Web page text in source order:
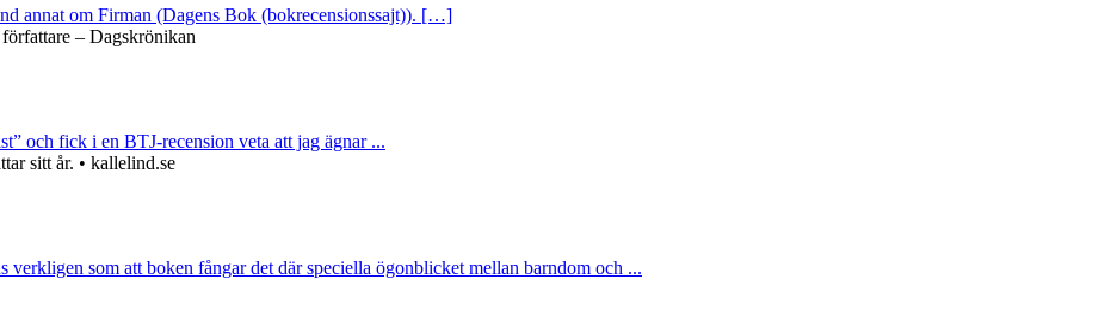
annat om Firman (Dagens Bok (bokrecensionssajt)). […]
– Dagskrönikan
och fick i en BTJ-recension veta att jag ägnar ...
sitt år. • kallelind.se
som att boken fångar det där speciella ögonblicket mellan barndom och ...